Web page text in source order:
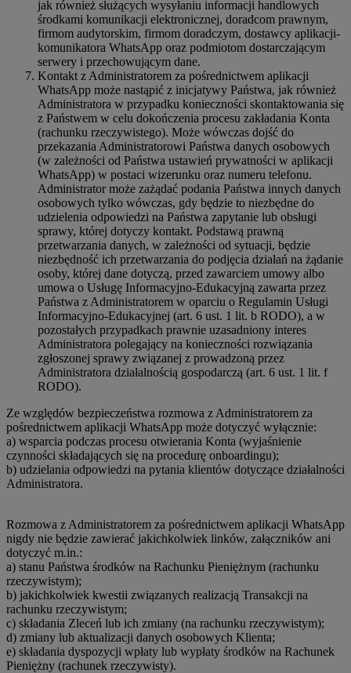
jak również służących wysyłaniu informacji handlowych
środkami komunikacji elektronicznej, doradcom prawnym,
firmom audytorskim, firmom doradczym, dostawcy aplikacji-
komunikatora WhatsApp oraz podmiotom dostarczającym
serwery i przechowującym dane.
Kontakt z Administratorem za pośrednictwem aplikacji
WhatsApp może nastąpić z inicjatywy Państwa, jak również
Administratora w przypadku konieczności skontaktowania się
z Państwem w celu dokończenia procesu zakładania Konta
(rachunku rzeczywistego). Może wówczas dojść do
przekazania Administratorowi Państwa danych osobowych
(w zależności od Państwa ustawień prywatności w aplikacji
WhatsApp) w postaci wizerunku oraz numeru telefonu.
Administrator może zażądać podania Państwa innych danych
osobowych tylko wówczas, gdy będzie to niezbędne do
udzielenia odpowiedzi na Państwa zapytanie lub obsługi
sprawy, której dotyczy kontakt. Podstawą prawną
przetwarzania danych, w zależności od sytuacji, będzie
niezbędność ich przetwarzania do podjęcia działań na żądanie
osoby, której dane dotyczą, przed zawarciem umowy albo
umowa o Usługę Informacyjno-Edukacyjną zawarta przez
Państwa z Administratorem w oparciu o Regulamin Usługi
Informacyjno-Edukacyjnej (art. 6 ust. 1 lit. b RODO), a w
pozostałych przypadkach prawnie uzasadniony interes
Administratora polegający na konieczności rozwiązania
zgłoszonej sprawy związanej z prowadzoną przez
Administratora działalnością gospodarczą (art. 6 ust. 1 lit. f
RODO).
Ze względów bezpieczeństwa rozmowa z Administratorem za
pośrednictwem aplikacji WhatsApp może dotyczyć wyłącznie:
a) wsparcia podczas procesu otwierania Konta (wyjaśnienie
czynności składających się na procedurę onboardingu);
b) udzielania odpowiedzi na pytania klientów dotyczące działalności
Administratora.
Rozmowa z Administratorem za pośrednictwem aplikacji WhatsApp
nigdy nie będzie zawierać jakichkolwiek linków, załączników ani
dotyczyć m.in.:
a) stanu Państwa środków na Rachunku Pieniężnym (rachunku
rzeczywistym);
b) jakichkolwiek kwestii związanych realizacją Transakcji na
rachunku rzeczywistym;
c) składania Zleceń lub ich zmiany (na rachunku rzeczywistym);
d) zmiany lub aktualizacji danych osobowych Klienta;
e) składania dyspozycji wpłaty lub wypłaty środków na Rachunek
Pieniężny (rachunek rzeczywisty).